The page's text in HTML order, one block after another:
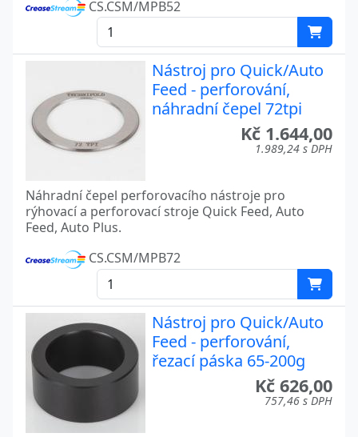
CS.CSM/MPB52
Nástroj pro Quick/Auto
Feed - perforování,
náhradní čepel 72tpi
Kč 1.644,00
1.989,24 s DPH
Náhradní čepel perforovacího nástroje pro
rýhovací a perforovací stroje Quick Feed, Auto
Feed, Auto Plus.
CS.CSM/MPB72
Nástroj pro Quick/Auto
Feed - perforování,
řezací páska 65-200g
Kč 626,00
757,46 s DPH